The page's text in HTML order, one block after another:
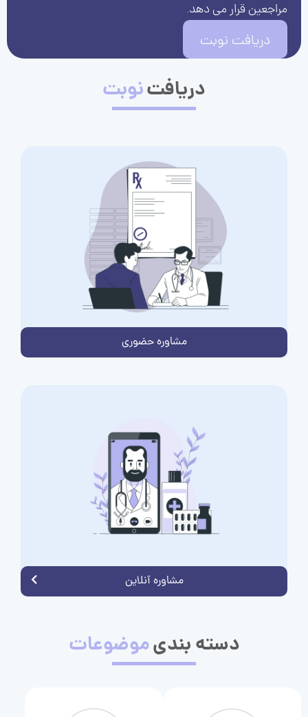
مراجعین قرار می دهد.
دریافت نوبت
دریافتنوبت
مشاوره حضوری
مشاوره آنلاین
دسته بندیموضوعات